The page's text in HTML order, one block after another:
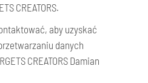
CREATORS.
aby uzyskać
danych
CREATORS Damian